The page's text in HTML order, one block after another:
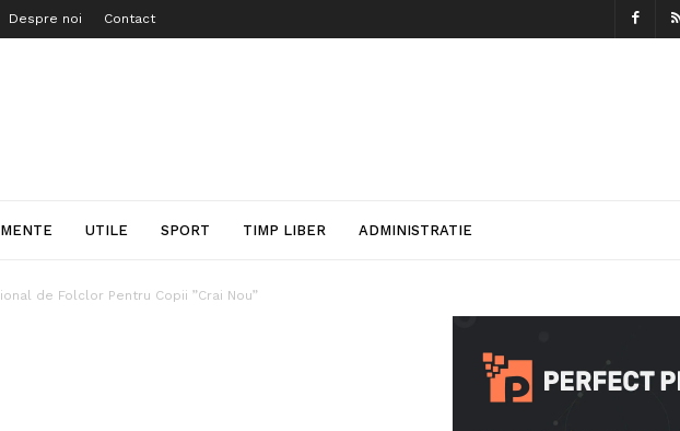
Despre noi Contact
UTILE SPORT TIMP LIBER ADMINISTRATIE
de Folclor Pentru Copii ”Crai Nou”